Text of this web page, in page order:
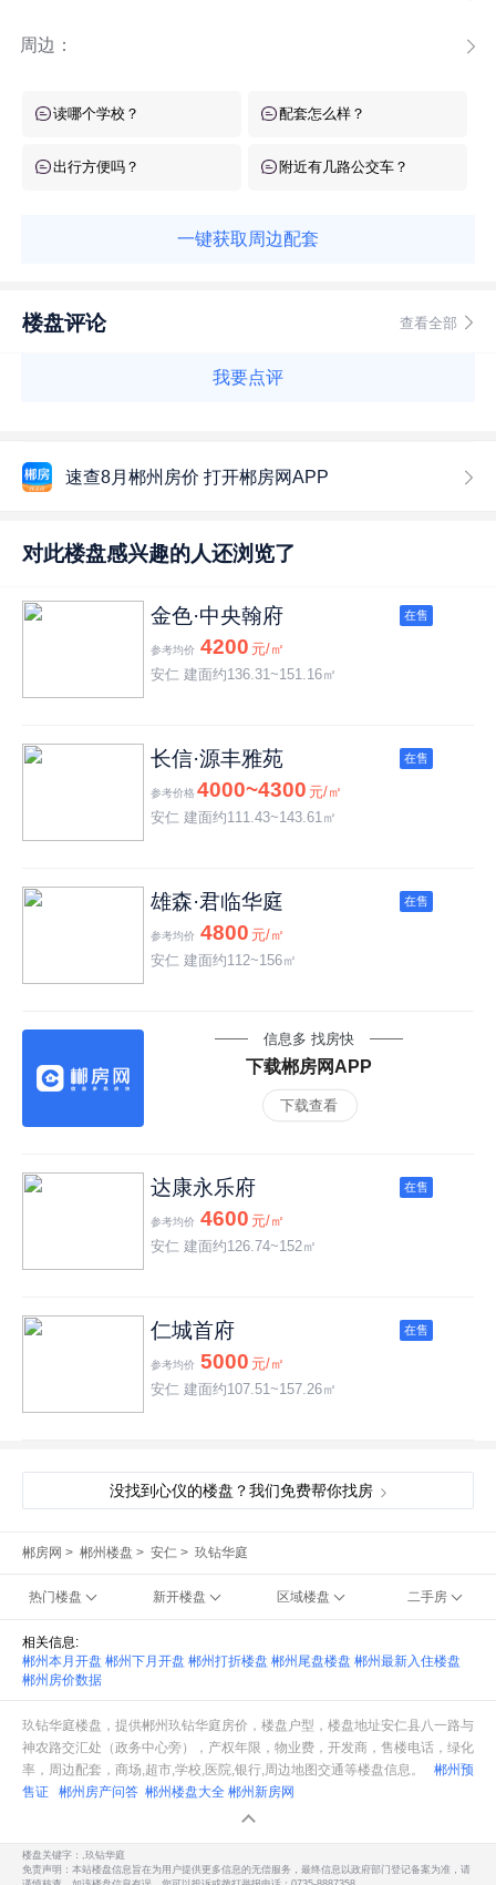
周边：
读哪个学校？ 配套怎么样？
出行方便吗？ 附近有几路公交车？
一键获取周边配套
楼盘评论 查看全部
我要点评
速查8月郴州房价 打开郴房网APP
对此楼盘感兴趣的人还浏览了
金色·中央翰府 在售
参考均价 4200 元/㎡
安仁 建面约136.31~151.16㎡
长信·源丰雅苑 在售
参考价格4000~4300 元/㎡
安仁 建面约111.43~143.61㎡
雄森·君临华庭 在售
参考均价 4800 元/㎡
安仁 建面约112~156㎡
信息多 找房快
下载郴房网APP
下载查看
达康永乐府 在售
参考均价 4600 元/㎡
安仁 建面约126.74~152㎡
仁城首府 在售
参考均价 5000 元/㎡
安仁 建面约107.51~157.26㎡
没找到心仪的楼盘？我们免费帮你找房
郴房网 > 郴州楼盘 > 安仁 > 玖钻华庭
热门楼盘 新开楼盘 区域楼盘 二手房
相关信息:
郴州本月开盘 郴州下月开盘 郴州打折楼盘 郴州尾盘楼盘 郴州最新入住楼盘
郴州房价数据
玖钻华庭楼盘，提供郴州玖钻华庭房价，楼盘户型，楼盘地址安仁县八一路与
神农路交汇处（政务中心旁），产权年限，物业费，开发商，售楼电话，绿化
率，周边配套，商场,超市,学校,医院,银行,周边地图交通等楼盘信息。 郴州预
售证
郴州房产问答 郴州楼盘大全 郴州新房网
楼盘关键字：,玖钻华庭
免责声明：本站楼盘信息旨在为用户提供更多信息的无偿服务，最终信息以政府部门登记备案为准，请